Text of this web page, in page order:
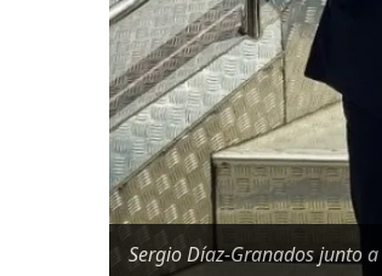
Sergio Díaz-Granados junto